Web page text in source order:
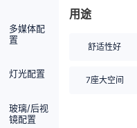
多媒体配
置
灯光配置
玻璃/后视
镜配置
用途
舒适性好
7座大空间